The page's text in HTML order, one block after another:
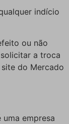
indício
ou não
a troca
do Mercado
uma empresa